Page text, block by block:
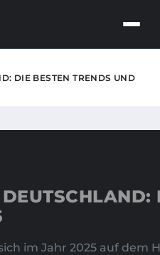
DIE BESTEN TRENDS UND
im Jahr 2025 auf dem